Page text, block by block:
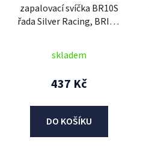
zapalovací svíčka BR10S
řada Silver Racing, BRISK
skladem
437 Kč
DO KOŠÍKU